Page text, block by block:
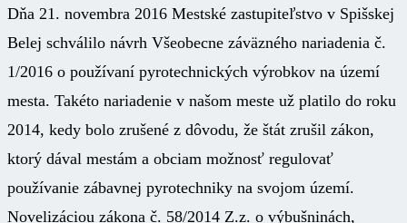
Dňa 21. novembra 2016 Mestské zastupiteľstvo v Spišskej
Belej schválilo návrh Všeobecne záväzného nariadenia č.
1/2016 o používaní pyrotechnických výrobkov na území
mesta. Takéto nariadenie v našom meste už platilo do roku
2014, kedy bolo zrušené z dôvodu, že štát zrušil zákon,
ktorý dával mestám a obciam možnosť regulovať
používanie zábavnej pyrotechniky na svojom území.
Novelizáciou zákona č. 58/2014 Z.z. o výbušninách,